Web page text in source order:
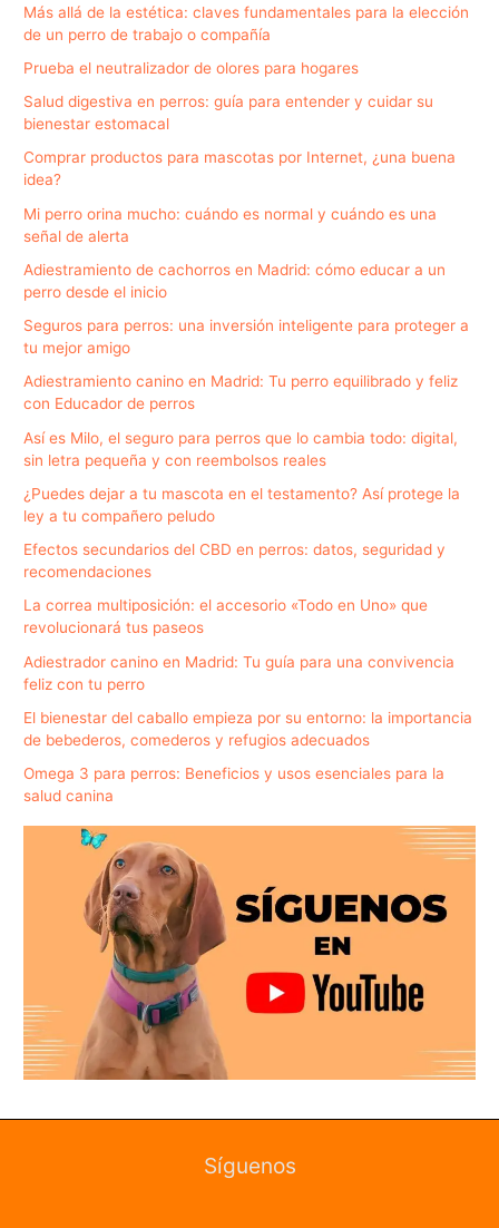
Más allá de la estética: claves fundamentales para la elección
de un perro de trabajo o compañía
Prueba el neutralizador de olores para hogares
Salud digestiva en perros: guía para entender y cuidar su
bienestar estomacal
Comprar productos para mascotas por Internet, ¿una buena
idea?
Mi perro orina mucho: cuándo es normal y cuándo es una
señal de alerta
Adiestramiento de cachorros en Madrid: cómo educar a un
perro desde el inicio
Seguros para perros: una inversión inteligente para proteger a
tu mejor amigo
Adiestramiento canino en Madrid: Tu perro equilibrado y feliz
con Educador de perros
Así es Milo, el seguro para perros que lo cambia todo: digital,
sin letra pequeña y con reembolsos reales
¿Puedes dejar a tu mascota en el testamento? Así protege la
ley a tu compañero peludo
Efectos secundarios del CBD en perros: datos, seguridad y
recomendaciones
La correa multiposición: el accesorio «Todo en Uno» que
revolucionará tus paseos
Adiestrador canino en Madrid: Tu guía para una convivencia
feliz con tu perro
El bienestar del caballo empieza por su entorno: la importancia
de bebederos, comederos y refugios adecuados
Omega 3 para perros: Beneficios y usos esenciales para la
salud canina
Síguenos